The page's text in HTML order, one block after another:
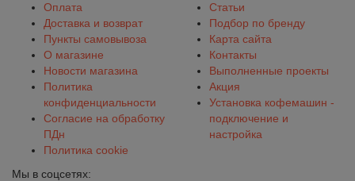
Оплата
Доставка и возврат
Пункты самовывоза
О магазине
Новости магазина
Политика
конфиденциальности
Согласие на обработку
ПДн
Политика cookie
Статьи
Подбор по бренду
Карта сайта
Контакты
Выполненные проекты
Акция
Установка кофемашин -
подключение и
настройка
Мы в соцсетях: